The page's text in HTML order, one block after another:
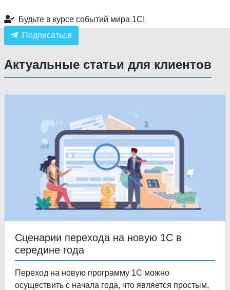
Будьте в курсе событий мира 1С!
Подписаться
Актуальные статьи для клиентов
Сценарии перехода на новую 1С в
середине года
Переход на новую программу 1С можно
осуществить с начала года, что является простым,